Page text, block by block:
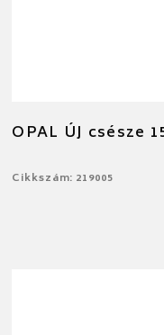
OPAL ÚJ csésze
Cikkszám: 219005